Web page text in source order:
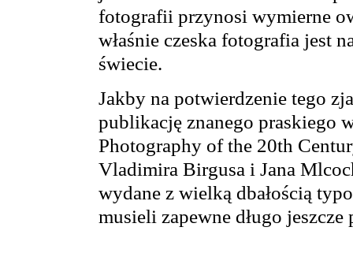
fotografii przynosi wymierne
właśnie czeska fotografia jest
świecie.
Jakby na potwierdzenie tego
publikację znanego praskiego
Photography of the 20th
Vladimira Birgusa i Jana
wydane z wielką dbałością
musieli zapewne długo jeszcze